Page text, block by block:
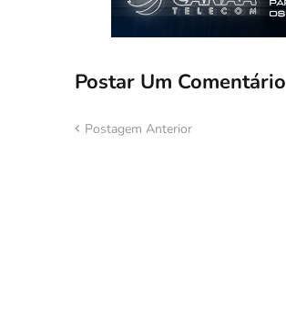
Postar Um Comentário
Postagem Anterior